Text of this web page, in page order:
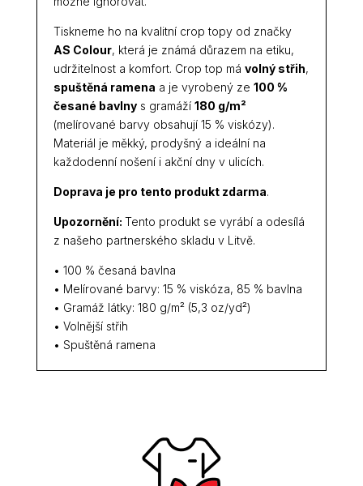
Tiskneme ho na kvalitní crop topy od značky
AS Colour, která je známá důrazem na etiku,
udržitelnost a komfort. Crop top má volný střih,
spuštěná ramena a je vyrobený ze 100 %
česané bavlnys gramáží 180 g/m²
(melírované barvy obsahují 15 % viskózy).
Materiál je měkký, prodyšný a ideální na
každodenní nošení i akční dny v ulicích.
Doprava je pro tento produkt zdarma.
Upozornění: Tento produkt se vyrábí a odesílá
z našeho partnerského skladu v Litvě.
• 100 % česaná bavlna
• Melírované barvy: 15 % viskóza, 85 % bavlna
• Gramáž látky: 180 g/m² (5,3 oz/yd²)
• Volnější střih
• Spuštěná ramena